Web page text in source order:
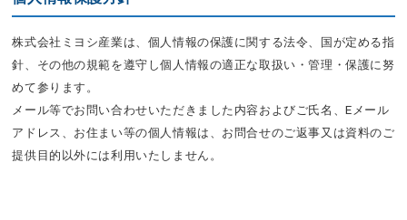
株式会社ミヨシ産業は、個人情報の保護に関する法令、国が定める指
針、その他の規範を遵守し個人情報の適正な取扱い・管理・保護に努
めて参ります。
メール等でお問い合わせいただきました内容およびご氏名、Eメール
アドレス、お住まい等の個人情報は、お問合せのご返事又は資料のご
提供目的以外には利用いたしません。